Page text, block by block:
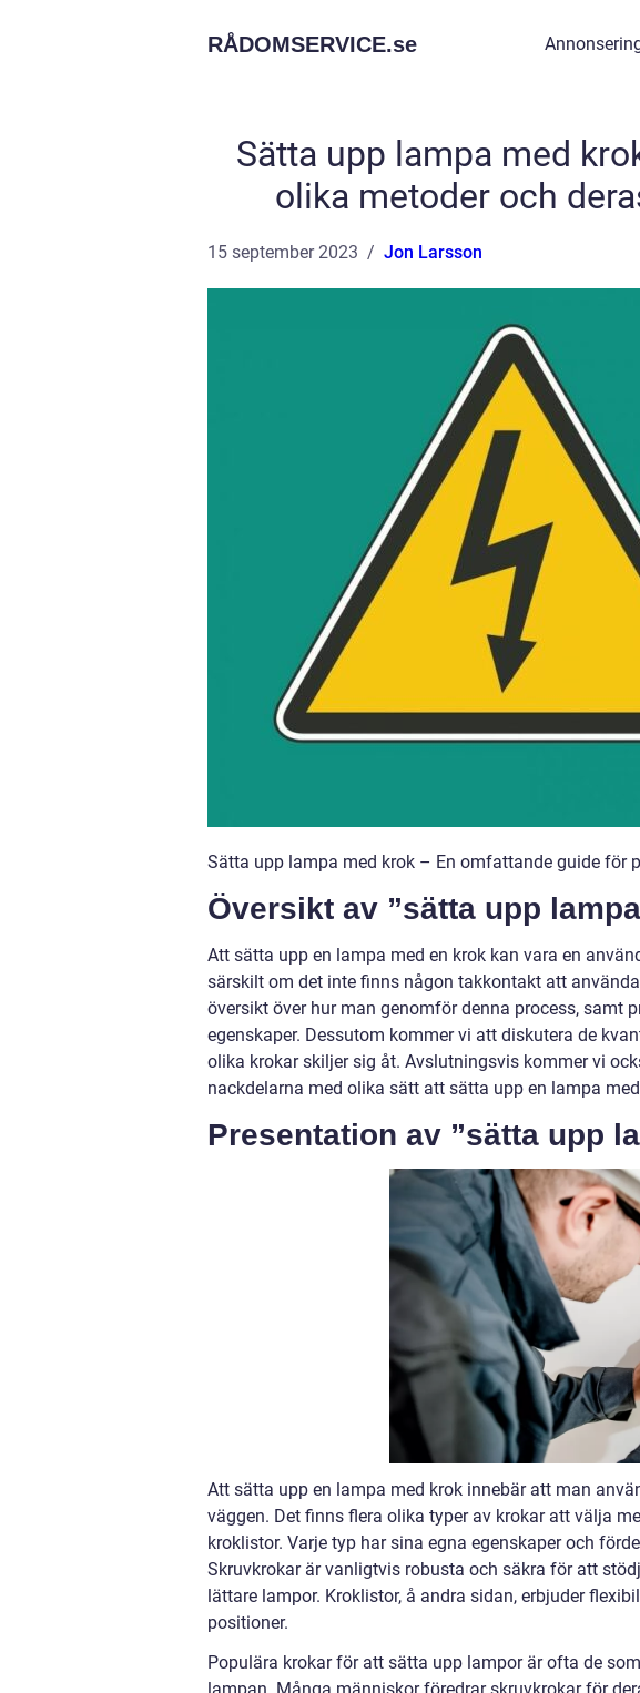
RÅDOMSERVICE.se
Sätta upp lampa med
olika metoder och
15 september 2023 Jon Larsson
Sätta upp lampa med krok – En omfattande guide för
Översikt av ”sätta upp
Att sätta upp en lampa med en krok kan vara en
särskilt om det inte finns någon takkontakt att
översikt över hur man genomför denna process, samt
egenskaper. Dessutom kommer vi att diskutera de
olika krokar skiljer sig åt. Avslutningsvis kommer vi
nackdelarna med olika sätt att sätta upp en lampa
Presentation av ”sätta upp
Att sätta upp en lampa med krok innebär att man
väggen. Det finns flera olika typer av krokar att välja
kroklistor. Varje typ har sina egna egenskaper och
Skruvkrokar är vanligtvis robusta och säkra för att
lättare lampor. Kroklistor, å andra sidan, erbjuder
positioner.
Populära krokar för att sätta upp lampor är ofta de